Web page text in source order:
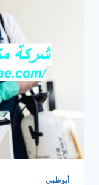
أبوظبي